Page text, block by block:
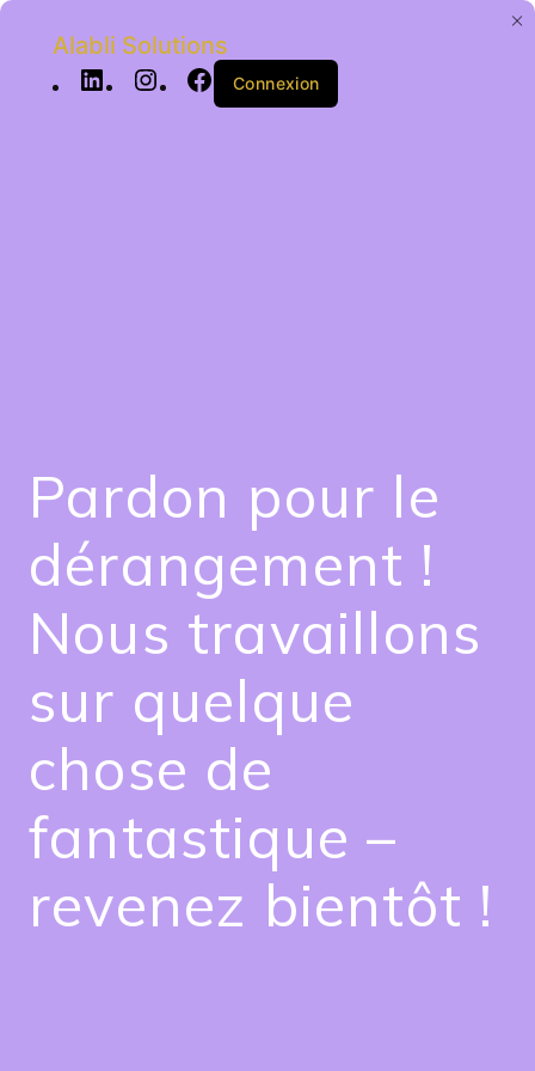
Alabli Solutions
Connexion
Pardon pour le
dérangement !
Nous travaillons
sur quelque
chose de
fantastique –
revenez bientôt !